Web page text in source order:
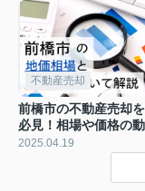
不動産売却
前橋市の不動産売却
必見！相場や価格の
2025.04.19